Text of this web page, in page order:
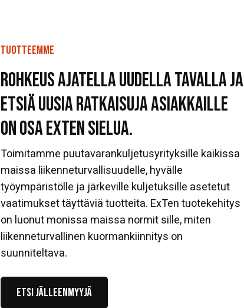
TUOTTEEMME
Rohkeus ajatella uudella tavalla ja
etsiä uusia ratkaisuja asiakkaille
on osa ExTen sielua.
Toimitamme puutavarankuljetusyrityksille kaikissa
maissa liikenneturvallisuudelle, hyvälle
työympäristölle ja järkeville kuljetuksille asetetut
vaatimukset täyttäviä tuotteita. ExTen tuotekehitys
on luonut monissa maissa normit sille, miten
liikenneturvallinen kuormankiinnitys on
suunniteltava.
Etsi jälleenmyyjä